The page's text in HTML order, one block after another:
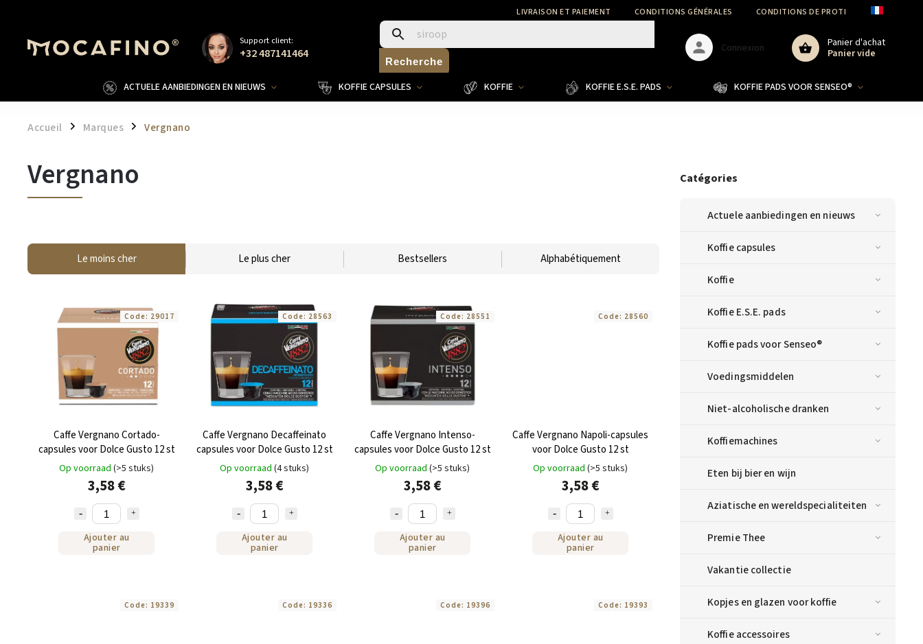
LIVRAISON ET PAIEMENT CONDITIONS GÉNÉRALES CONDITIONS DE PROTECTION DES
Support client:
+32 487141464 Recherche
Panier d'achat
Panier vide
Connexion
ACTUELE AANBIEDINGEN EN NIEUWS KOFFIE CAPSULES KOFFIE KOFFIE E.S.E. PADS KOFFIE PADS VOOR SENSEO®
Accueil / Marques / Vergnano
Catégories
Actuele aanbiedingen en nieuws
Koffie capsules
Koffie
Koffie E.S.E. pads
Koffie pads voor Senseo®
Voedingsmiddelen
Niet-alcoholische dranken
Koffiemachines
Eten bij bier en wijn
Aziatische en wereldspecialiteiten
Premie Thee
Vakantie collectie
Kopjes en glazen voor koffie
Koffie accessoires
Vergnano
Le moins cher Le plus cher Bestsellers Alphabétiquement
Caffe Vergnano Cortado-
capsules voor Dolce Gusto 12 st
Op voorraad (>5 stuks)
3,58 €
Ajouter au
panier
Code: 29017
Caffe Vergnano Decaffeinato
capsules voor Dolce Gusto 12 st
Op voorraad (4 stuks)
3,58 €
Ajouter au
panier
Code: 28563
Caffe Vergnano Intenso-
capsules voor Dolce Gusto 12 st
Op voorraad (>5 stuks)
3,58 €
Ajouter au
panier
Code: 28551
Caffe Vergnano Napoli-capsules
voor Dolce Gusto 12 st
Op voorraad (>5 stuks)
3,58 €
Ajouter au
panier
Code: 28560
Code: 19339 Code: 19336 Code: 19396 Code: 19393